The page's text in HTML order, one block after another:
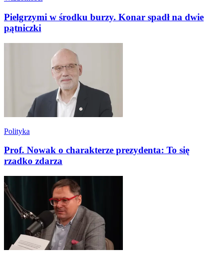
Pielgrzymi w środku burzy. Konar spadł na dwie
pątniczki
Polityka
Prof. Nowak o charakterze prezydenta: To się
rzadko zdarza